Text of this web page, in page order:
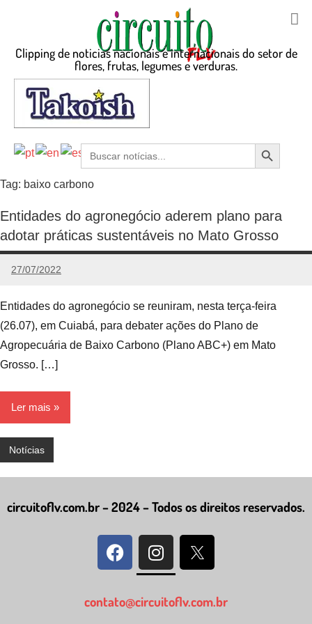
Clipping de noticias nacionais e internacionais do setor de
flores, frutas, legumes e verduras.
Search
for:
Search Button
Tag: baixo carbono
Entidades do agronegócio aderem plano para
adotar práticas sustentáveis no Mato Grosso
27/07/2022
admin
Nenhum
Entidades do agronegócio se reuniram, nesta terça-feira
(26.07), em Cuiabá, para debater ações do Plano de
Agropecuária de Baixo Carbono (Plano ABC+) em Mato
Grosso. […]
Ler mais
Notícias
circuitoflv.com.br – 2024 – Todos os direitos reservados.
contato@circuitoflv.com.br